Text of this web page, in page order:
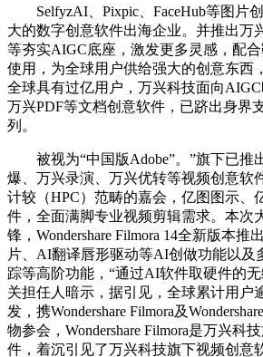
SelfyzAI、Pixpic、FaceHub等图片
大的数字创意软件出海企业。并推出万
等夯实AIGC底座，激发更多灵感，配
使用，为全球用户供给强大的创意东西
全球具有过亿用户，万兴科技面向
万兴PDF等文档创意软件，已跻出身界
列。
被视为“中国版Adobe”。”旗下已推
爆、万兴录演、万兴优转等视频创意软
计较（HPC）范畴的嘉会，亿图图示、
件，全面满脚专业视频剪辑需求。本次
锋，Wondershare Filmora 14全新版本推
片、AI翻译唇形驱动等AI创做功能以及
踪等高阶功能，“通过AI软件取硬件的
关担任人暗示，据引见，全球累计用户
发，携Wondershare Filmora及
物参会，Wondershare Filmora是万兴科
件，着沉引见了万兴科技旗下视频创意